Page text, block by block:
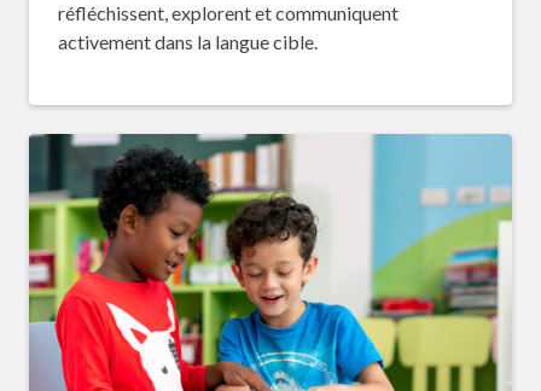
réfléchissent, explorent et communiquent
activement dans la langue cible.